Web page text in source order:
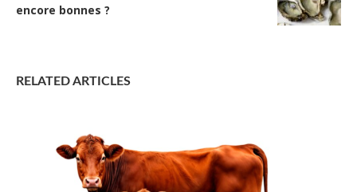
encore bonnes ?
RELATED ARTICLES